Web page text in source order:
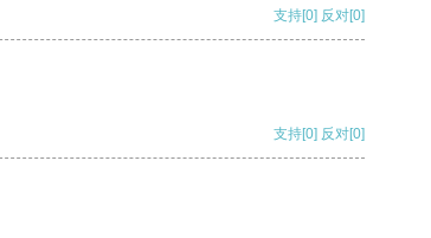
支持[0] 反对[0]
支持[0] 反对[0]